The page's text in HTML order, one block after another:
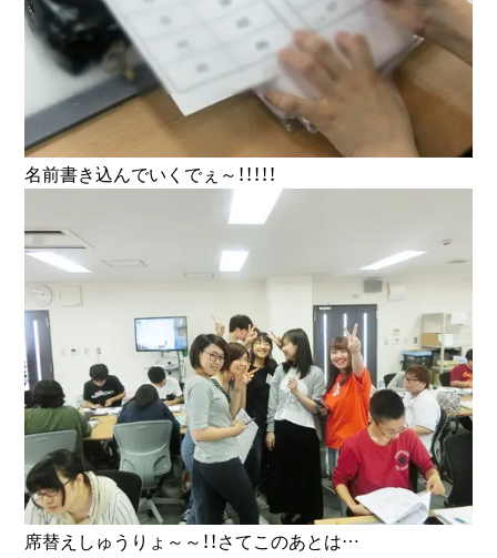
名前書き込んでいくでぇ～！！！！！
席替えしゅうりょ～～！！さてこのあとは…